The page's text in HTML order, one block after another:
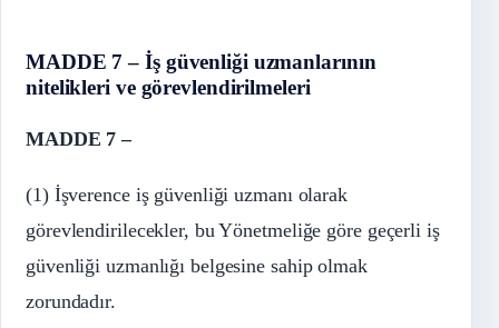
MADDE 7 – İş güvenliği uzmanlarının
nitelikleri ve görevlendirilmeleri
MADDE 7 –
(1) İşverence iş güvenliği uzmanı olarak
görevlendirilecekler, bu Yönetmeliğe göre geçerli iş
güvenliği uzmanlığı belgesine sahip olmak
zorundadır.